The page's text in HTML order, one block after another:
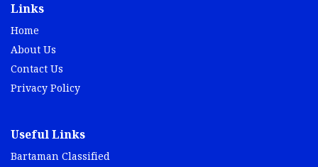
Links
Home
About Us
Contact Us
Privacy Policy
Useful Links
Bartaman Classified